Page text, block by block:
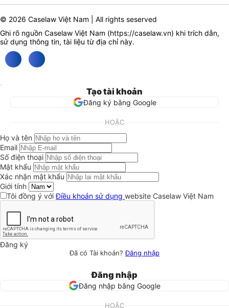
© 2026 Caselaw Việt Nam | All rights seserved
Ghi rõ nguồn Caselaw Việt Nam (https://caselaw.vn) khi trích dẫn,
sử dụng thông tin, tài liệu từ địa chỉ này.
Tạo tài khoản
Đăng ký bằng Google
HOẶC
Họ và tên
Email
Số điện thoại
Mật khẩu
Xác nhận mật khẩu
Giới tính
Tôi đồng ý vớiĐiều khoản sử dụng website Caselaw Việt Nam
Đăng ký
Đã có Tài khoản?Đăng nhập
Đăng nhập
Đăng nhập bằng Google
HOẶC